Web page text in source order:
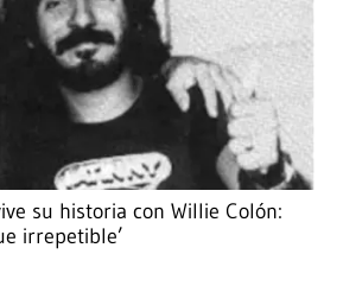
su historia con Willie Colón:
irrepetible’